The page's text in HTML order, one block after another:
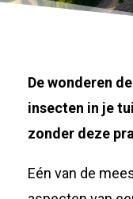
De wonderen
insecten in je
zonder deze
Eén van de